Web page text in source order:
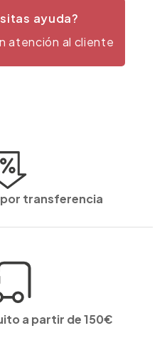
ayuda?
atención al cliente
transferencia
a partir de 150€